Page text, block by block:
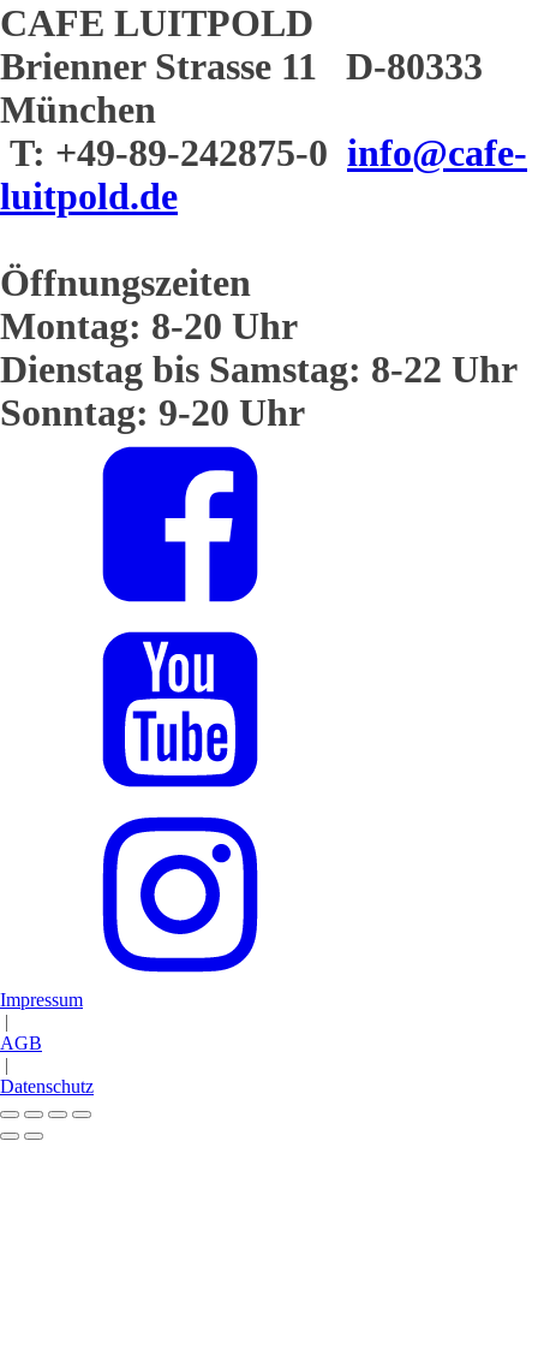
CAFE LUITPOLD
Brienner Strasse 11 D-80333
München
T: +49-89-242875-0 info@cafe-
luitpold.de
Öffnungszeiten
Montag: 8-20 Uhr
Dienstag bis Samstag: 8-22 Uhr
Sonntag: 9-20 Uhr
Impressum
|
AGB
|
Datenschutz